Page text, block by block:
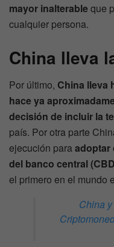
mayor inalterableque
cualquier persona.
China lleva
Por último, China lleva
hace ya
decisión de incluir la
país. Por otra parte
ejecución paraadoptar
del banco central
el primero en el mundo
China